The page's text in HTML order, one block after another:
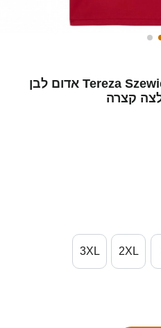
גברים צ'כיה Tereza Szewieczková #17 אדום לבן
2XL
3XL